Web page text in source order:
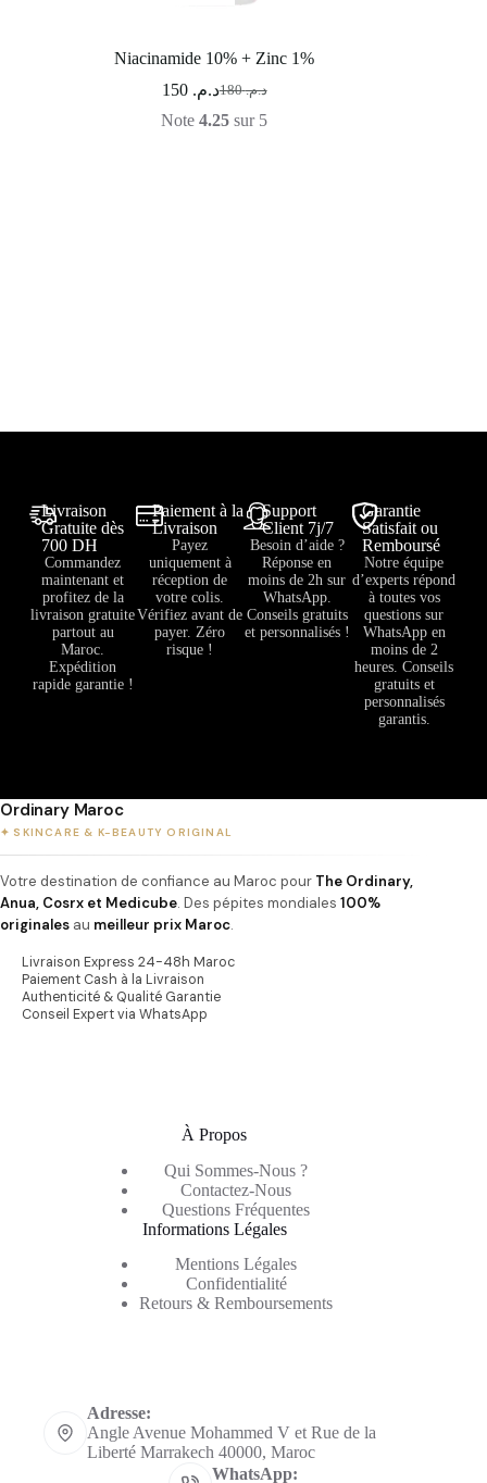
Niacinamide 10% + Zinc 1%
د.م.180 د.م. 150
Note4.25 sur 5
Livraison
Gratuite dès
700 DH
Commandez
maintenant et
profitez de la
livraison gratuite
partout au
Maroc.
Expédition
rapide garantie !
Paiement à la
Livraison
Payez
uniquement à
réception de
votre colis.
Vérifiez avant de
payer. Zéro
risque !
Support
Client 7j/7
Besoin d’aide ?
Réponse en
moins de 2h sur
WhatsApp.
Conseils gratuits
et personnalisés !
Garantie
Satisfait ou
Remboursé
Notre équipe
d’experts répond
à toutes vos
questions sur
WhatsApp en
moins de 2
heures. Conseils
gratuits et
personnalisés
garantis.
Ordinary Maroc
✦ SKINCARE & K-BEAUTY ORIGINAL
Votre destination de confiance au Maroc pour The Ordinary,
Anua, Cosrx et Medicube. Des pépites mondiales 100%
originales au meilleur prix Maroc.
Livraison Express 24-48h Maroc
Paiement Cash à la Livraison
Authenticité & Qualité Garantie
Conseil Expert via WhatsApp
À Propos
Qui Sommes-Nous ?
Contactez-Nous
Questions Fréquentes
Informations Légales
Mentions Légales
Confidentialité
Retours & Remboursements
Adresse:
Angle Avenue Mohammed V et Rue de la
Liberté Marrakech 40000, Maroc
WhatsApp: